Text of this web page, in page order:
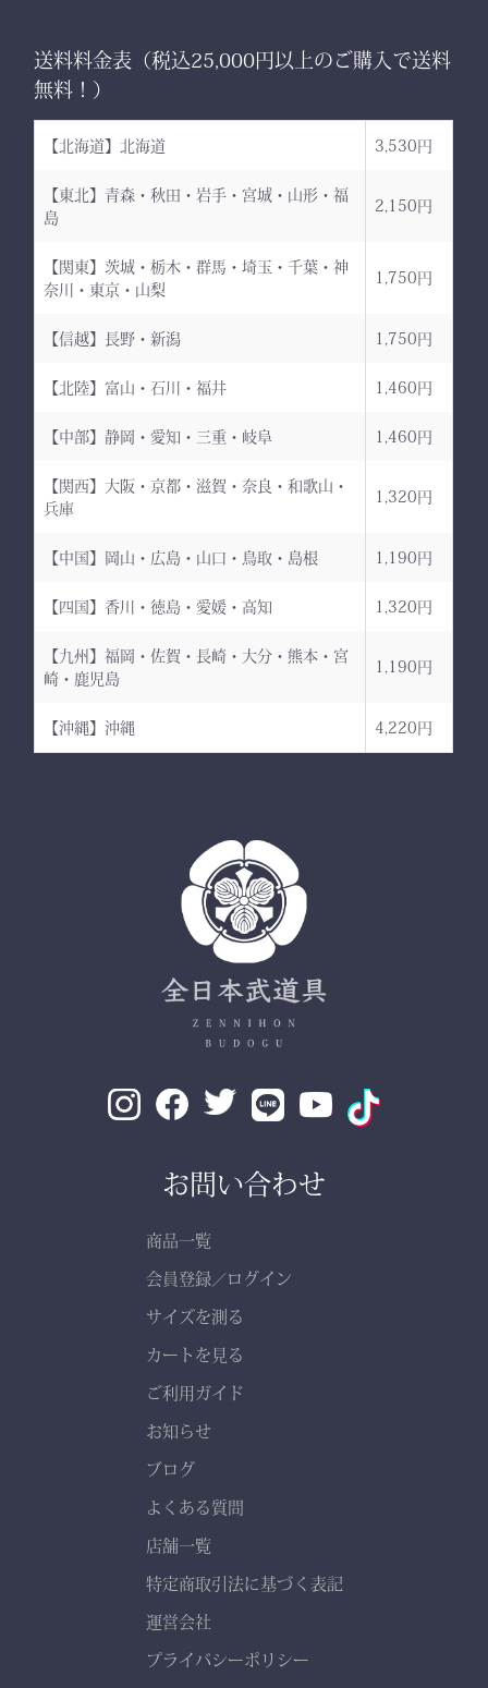
送料料金表（税込25,000円以上のご購入で送料
無料！）
【北海道】北海道 3,530円
【東北】青森・秋田・岩手・宮城・山形・福
島
2,150円
【関東】茨城・栃木・群馬・埼玉・千葉・神
奈川・東京・山梨
1,750円
【信越】長野・新潟 1,750円
【北陸】富山・石川・福井 1,460円
【中部】静岡・愛知・三重・岐阜 1,460円
【関西】大阪・京都・滋賀・奈良・和歌山・
兵庫
1,320円
【中国】岡山・広島・山口・鳥取・島根 1,190円
【四国】香川・徳島・愛媛・高知 1,320円
【九州】福岡・佐賀・長崎・大分・熊本・宮
崎・鹿児島
1,190円
【沖縄】沖縄 4,220円
商品一覧
会員登録／ログイン
サイズを測る
カートを見る
ご利用ガイド
お知らせ
ブログ
よくある質問
店舗一覧
特定商取引法に基づく表記
運営会社
プライバシーポリシー
お問い合わせ